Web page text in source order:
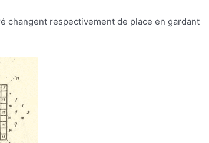
changent respectivement de place en gardant